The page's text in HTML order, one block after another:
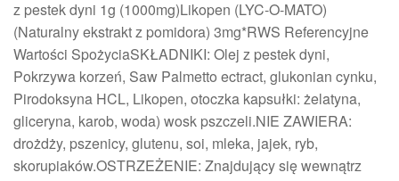
z pestek dyni 1g (1000mg)Likopen (LYC-O-MATO)
(Naturalny ekstrakt z pomidora) 3mg*RWS Referencyjne
Wartości SpożyciaSKŁADNIKI: Olej z pestek dyni,
Pokrzywa korzeń, Saw Palmetto ectract, glukonian cynku,
Pirodoksyna HCL, Likopen, otoczka kapsułki: żelatyna,
gliceryna, karob, woda) wosk pszczeli.NIE ZAWIERA:
drożdży, pszenicy, glutenu, soi, mleka, jajek, ryb,
skorupiaków.OSTRZEŻENIE: Znajdujący się wewnątrz